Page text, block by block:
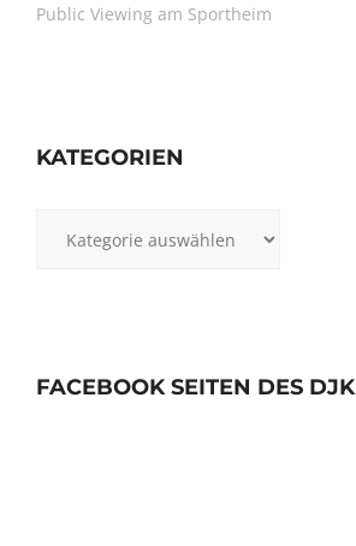
Public Viewing am Sportheim
KATEGORIEN
FACEBOOK SEITEN DES DJK